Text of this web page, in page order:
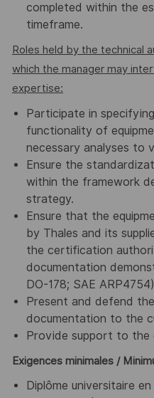
completed within the
timeframe.
Roles held by the technical
which the manager may
expertise:
Participate in
functionality of
necessary analyses to
Ensure the
within the framework
strategy.
Ensure that the
by Thales and its
the certification
documentation
DO-178; SAE
Present and defend
documentation to the
Provide support to the
Exigences minimales /
Diplôme universitaire